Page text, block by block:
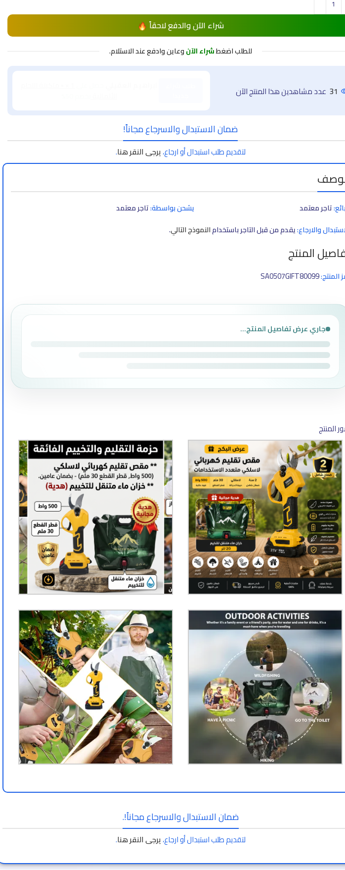
شراء الآن والدفع لاحقاً
للطلب اضغطشراء الآنوعاين وادفع عند الاستلام.
31 عدد مشاهدين هذا المنتج الآن
ضمان الاستبدال والاسرجاع مجاناً!
لتقديم طلب استبدال أو ارجاع،يرجى النقر هنا.
النموذج التالي
المنتج
جاري عرض تفاصيل المنتج...
صور المنتج​
ضمان الاستبدال والاسرجاع مجاناُ!.
لتقديم طلب استبدال أو ارجاع،